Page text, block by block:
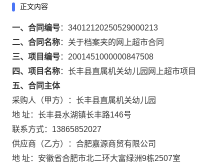
正文内容
一、合同编号： 34012120250529000213
二、合同名称： 关于档案夹的网上超市合同
三、项目编号： 2001451000000847508
四、项目名称： 长丰县直属机关幼儿园网上超市项目
五、合同主体
采购人（甲方）： 长丰县直属机关幼儿园
地 址： 长丰县水湖镇长丰路146号
联系方式： 13865852027
供应商（乙方）： 合肥嘉源商贸有限公司
地 址： 安徽省合肥市北二环大富绿洲9栋2507室